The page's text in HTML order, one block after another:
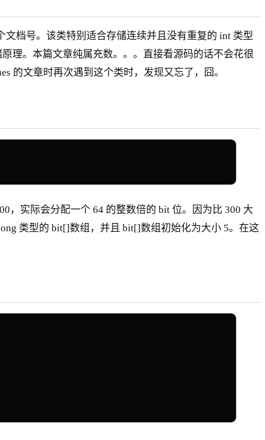
档号。该类特别适合存储连续并且没有重复的 int 类型
理。本篇文章纯属充数。。。直接看源码的话不会花很
的文章时再次遇到这个类时，发现又忘了，囧。
，实际会分配一个 64 的整数倍的 bit 位。因为比 300 大
类型的 bit[]数组，并且 bit[]数组初始化为大小 5。在这